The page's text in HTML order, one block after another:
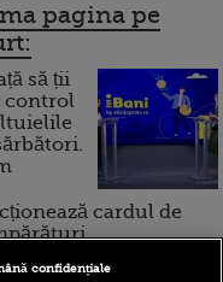
pagina pe
să ții
control
cardul de
confidențiale